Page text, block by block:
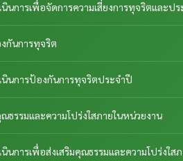
นินการเพื่อจัดการความเสี่ยงการทุจริตและ
กันการทุจริต
นินการป้องกันการทุจริตประจำปี
ธรรมและความโปร่งใสภายในหน่วยงาน
นการเพื่อส่งเสริมคุณธรรมและความโปร่งใส